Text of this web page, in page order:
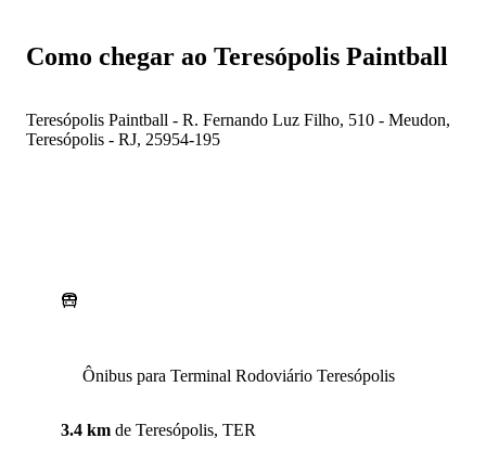
Como chegar ao Teresópolis Paintball
Teresópolis Paintball - R. Fernando Luz Filho, 510 - Meudon,
Teresópolis - RJ, 25954-195
Ônibus para Terminal Rodoviário Teresópolis
3.4 km de Teresópolis, TER